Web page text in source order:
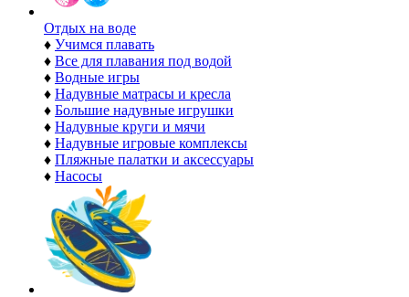
Отдых на воде
♦ Учимся плавать
♦ Все для плавания под водой
♦ Водные игры
♦ Надувные матрасы и кресла
♦ Большие надувные игрушки
♦ Надувные круги и мячи
♦ Надувные игровые комплексы
♦ Пляжные палатки и аксессуары
♦ Насосы